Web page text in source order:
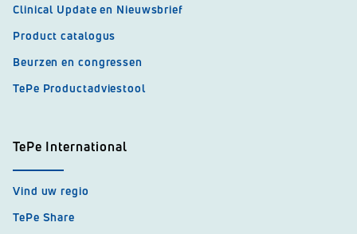
Clinical Update en Nieuwsbrief
Product catalogus
Beurzen en congressen
TePe Productadviestool
TePe International
Vind uw regio
TePe Share